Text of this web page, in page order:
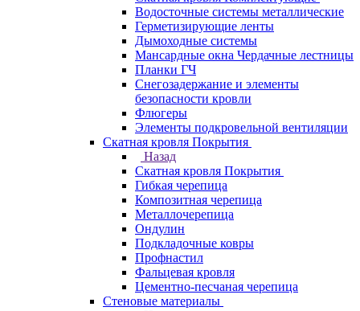
Водосточные системы металлические
Герметизирующие ленты
Дымоходные системы
Мансардные окна Чердачные лестницы
Планки ГЧ
Снегозадержание и элементы
безопасности кровли
Флюгеры
Элементы подкровельной вентиляции
Скатная кровля Покрытия
Назад
Скатная кровля Покрытия
Гибкая черепица
Композитная черепица
Металлочерепица
Ондулин
Подкладочные ковры
Профнастил
Фальцевая кровля
Цементно-песчаная черепица
Стеновые материалы